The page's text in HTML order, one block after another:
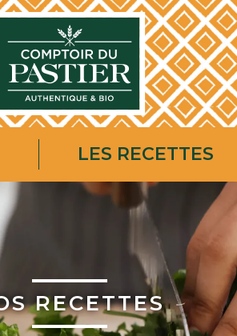
LES RECETTES
RECETTES